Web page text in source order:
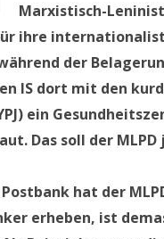
Marxistisch-
ihre
der
IS dort mit den
ein
Das soll der
hat der
erheben, ist